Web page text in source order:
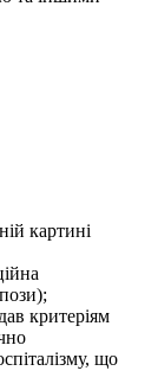
картині
критеріям
що